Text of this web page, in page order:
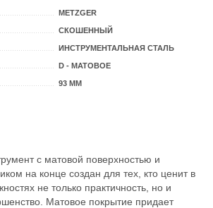
METZGER
СКОШЕННЫЙ
ИНСТРУМЕНТАЛЬНАЯ СТАЛЬ
D - МАТОВОЕ
93 ММ
с матовой поверхностью и
на конце создан для тех, кто ценит в
не только практичность, но и
Матовое покрытие придает